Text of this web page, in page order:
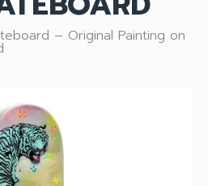
– Original Painting on